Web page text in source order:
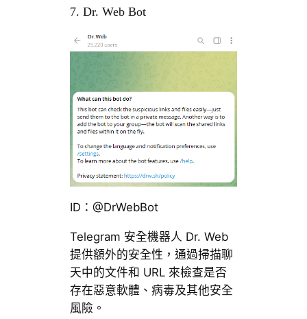
7. Dr. Web Bot
ID：@DrWebBot
Telegram 安全機器人 Dr. Web
提供額外的安全性，通過掃描聊
天中的文件和 URL 來檢查是否
存在惡意軟體、病毒及其他安全
風險。